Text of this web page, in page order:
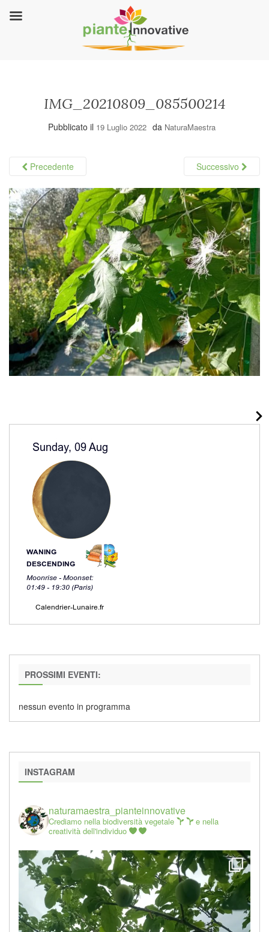
IMG_20210809_085500214
Pubblicato il 19 Luglio 2022 da NaturaMaestra
Precedente Successivo
PROSSIMI EVENTI:
nessun evento in programma
INSTAGRAM
naturamaestra_pianteinnovative
Crediamo nella biodiversità vegetale
e nella
creatività dell'individuo